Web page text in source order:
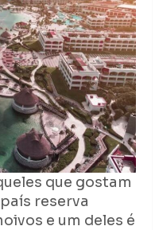
que gostam
reserva
e um deles é